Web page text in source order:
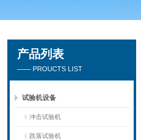
深圳市楚英豪科技有限公司
产品列表
—— PROUCTS LIST
试验机设备
冲击试验机
跌落试验机